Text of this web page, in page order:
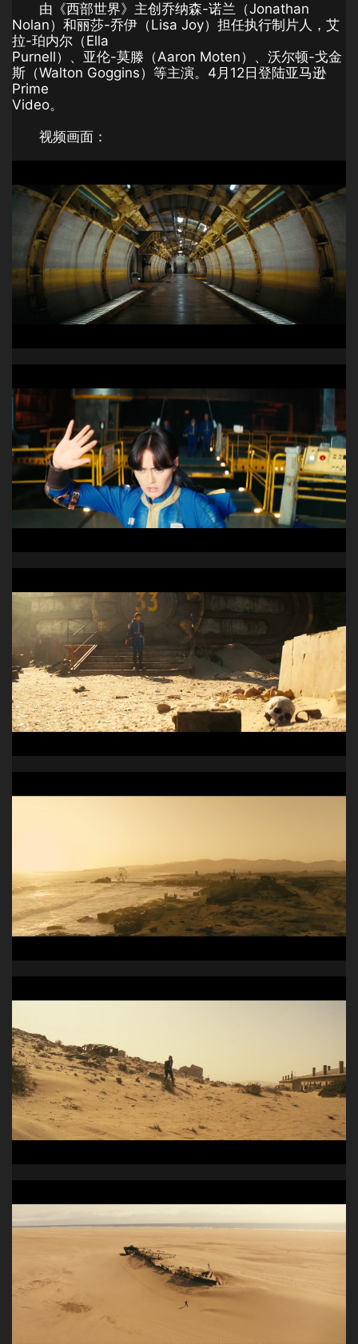
由《西部世界》主创乔纳森-诺兰（Jonathan
Nolan）和丽莎-乔伊（Lisa Joy）担任执行制片人，艾
拉-珀内尔（Ella
Purnell）、亚伦-莫滕（Aaron Moten）、沃尔顿-戈金
斯（Walton Goggins）等主演。4月12日登陆亚马逊
Prime
Video。
视频画面：